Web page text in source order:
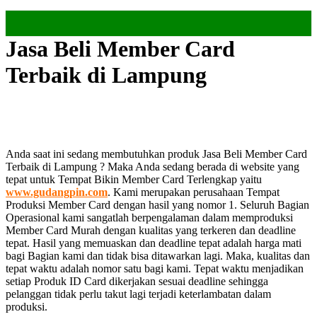
Jasa Beli Member Card
Terbaik di Lampung
Anda saat ini sedang membutuhkan produk Jasa Beli Member Card
Terbaik di Lampung ? Maka Anda sedang berada di website yang
tepat untuk Tempat Bikin Member Card Terlengkap yaitu
www.gudangpin.com. Kami merupakan perusahaan Tempat
Produksi Member Card dengan hasil yang nomor 1. Seluruh Bagian
Operasional kami sangatlah berpengalaman dalam memproduksi
Member Card Murah dengan kualitas yang terkeren dan deadline
tepat. Hasil yang memuaskan dan deadline tepat adalah harga mati
bagi Bagian kami dan tidak bisa ditawarkan lagi. Maka, kualitas dan
tepat waktu adalah nomor satu bagi kami. Tepat waktu menjadikan
setiap Produk ID Card dikerjakan sesuai deadline sehingga
pelanggan tidak perlu takut lagi terjadi keterlambatan dalam
produksi.